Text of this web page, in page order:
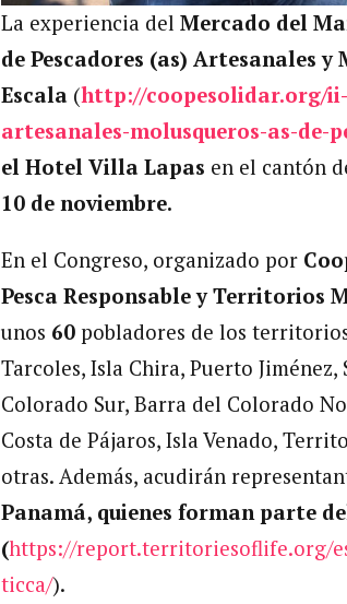
La experiencia del Mercado del
de Pescadores (as) Artesanales y
Escala (http://coopesolidar.org/ii-
artesanales-molusqueros-as-de-
el Hotel Villa Lapas en el cantón
10 de noviembre.
En el Congreso, organizado por
Pesca Responsable y Territorios
unos 60 pobladores de los
Tarcoles, Isla Chira, Puerto
Colorado Sur, Barra del Colorado
Costa de Pájaros, Isla Venado,
otras. Además, acudirán
Panamá, quienes forman parte
(https://report.territoriesoflife.org/
ticca/).